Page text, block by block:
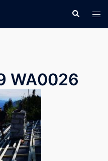
Suche
WA0026